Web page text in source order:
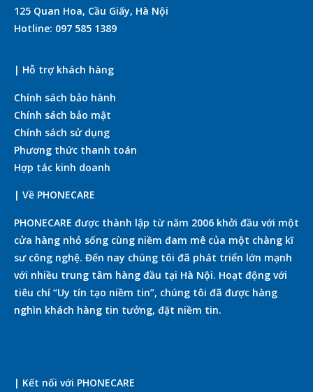
125 Quan Hoa, Cầu Giấy, Hà Nội
Hotline: 097 585 1389
| Hỗ trợ khách hàng
Chính sách bảo hành
Chính sách bảo mật
Chính sách sử dụng
Phương thức thanh toán
Hợp tác kinh doanh
| Về PHONECARE
PHONECARE được thành lập từ năm 2006 khởi đầu với một
cửa hàng nhỏ sống cùng niềm đam mê của một chàng kĩ
sư công nghệ. Đến nay chúng tôi đã phát triển lớn mạnh
với nhiều trung tâm hàng đầu tại Hà Nội. Hoạt động với
tiêu chí “Uy tín tạo niềm tin”, chúng tôi đã được hàng
nghìn khách hàng tin tưởng, đặt niềm tin.
| Kết nối với PHONECARE